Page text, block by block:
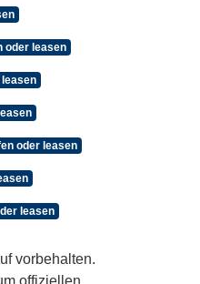
oder leasen
oder leasen
leasen
vorbehalten.
offiziellen